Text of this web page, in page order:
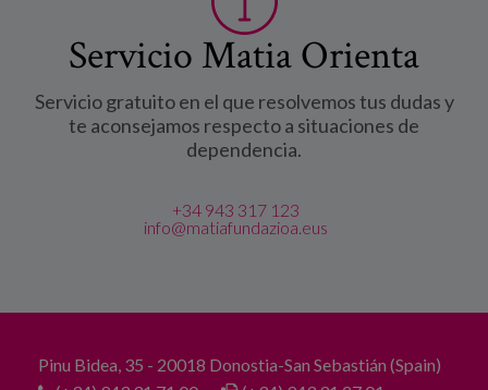
Servicio Matia Orienta
Servicio gratuito en el que resolvemos tus dudas y
te aconsejamos respecto a situaciones de
dependencia.
+34 943 317 123
info@matiafundazioa.eus
Pinu Bidea, 35 - 20018 Donostia-San Sebastián (Spain)